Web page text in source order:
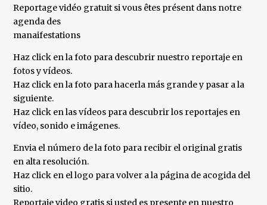
Reportage vidéo gratuit si vous êtes présent dans notre
agenda des
manaifestations
Haz click en la foto para descubrir nuestro reportaje en
fotos y vídeos.
Haz click en la foto para hacerla más grande y pasar a la
siguiente.
Haz click en las vídeos para descubrir los reportajes en
vídeo, sonido e imágenes.
Envia el número de la foto para recibir el original gratis
en alta resolución.
Haz click en el logo para volver a la página de acogida del
sitio.
Reportaje video gratis si usted es presente en nuestro